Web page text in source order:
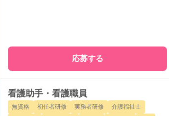
応募する
看護助手・看護職員
無資格 初任者研修 実務者研修
介護福祉士